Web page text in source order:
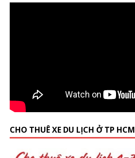
CHO THUÊ XE DU LỊCH Ở TP HCM